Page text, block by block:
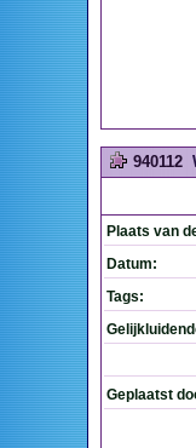
940112
Plaats van
Datum:
Tags:
Geplaatst